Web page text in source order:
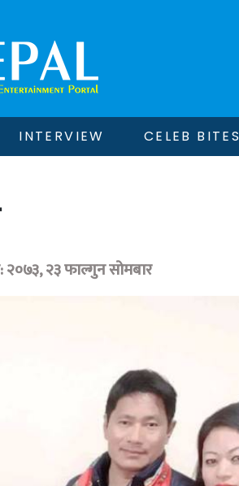
INTERVIEW CELEB BITES
२०७३, २३ फाल्गुन सोमबार